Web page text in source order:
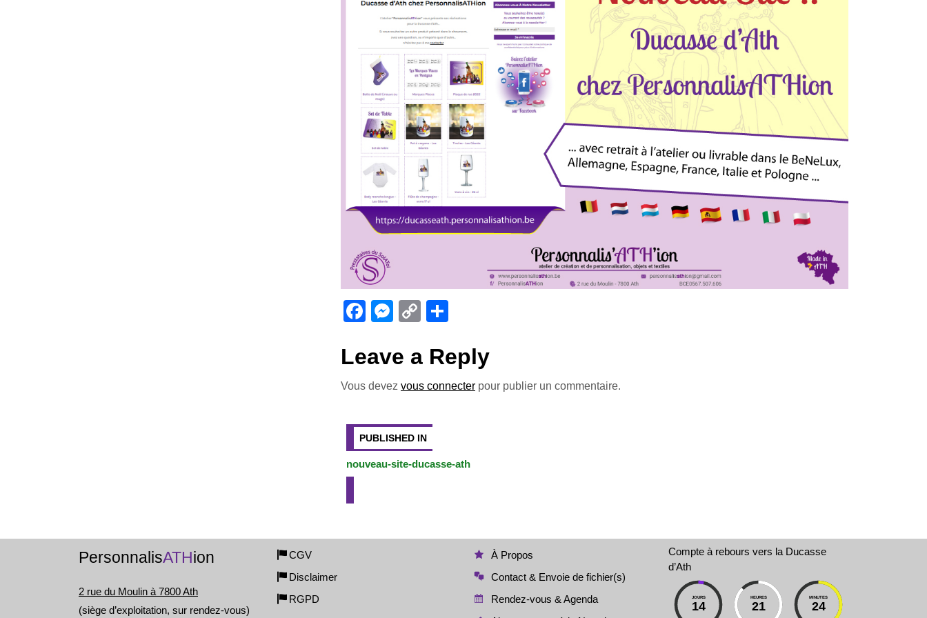
F
c
e
o
o
k
M
ss
e
n
g
er
C
p
y
Li
n
k
ta
g
er
Leave a Reply
Vous devez vous connecter pour publier un commentaire.
Navigation
de
l’article
PUBLISHED IN
nouveau-site-ducasse-ath
PersonnalisATHion
2 rue du Moulin à 7800 Ath
(siège d’exploitation, sur rendez-vous)
CGV
Disclaimer
RGPD
À Propos
Contact & Envoie de fichier(s)
Rendez-vous & Agenda
Compte à rebours vers la Ducasse
d’Ath
JOURS
14
HEURES
21
MINUTES
24